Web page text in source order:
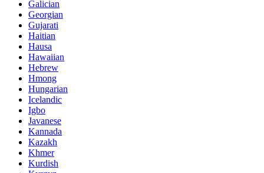
Galician
Georgian
Gujarati
Haitian
Hausa
Hawaiian
Hebrew
Hmong
Hungarian
Icelandic
Igbo
Javanese
Kannada
Kazakh
Khmer
Kurdish